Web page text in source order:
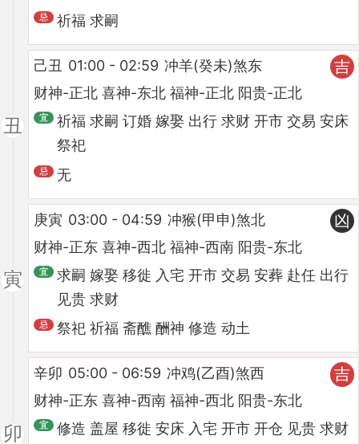
祈福 求嗣
丑
己丑 01:00 - 02:59 冲羊(癸未)煞东
财神-正北 喜神-东北 福神-正北 阳贵-正北
祈福 求嗣 订婚 嫁娶 出行 求财 开市 交易 安床
祭祀
无
吉
寅
庚寅 03:00 - 04:59 冲猴(甲申)煞北
财神-正东 喜神-西北 福神-西南 阳贵-东北
求嗣 嫁娶 移徙 入宅 开市 交易 安葬 赴任 出行
见贵 求财
祭祀 祈福 斋醮 酬神 修造 动土
凶
卯
辛卯 05:00 - 06:59 冲鸡(乙酉)煞西
财神-正东 喜神-西南 福神-西北 阳贵-东北
修造 盖屋 移徙 安床 入宅 开市 开仓 见贵 求财
吉